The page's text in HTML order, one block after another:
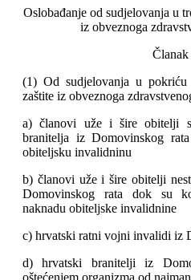
Oslobađanje od sudjelovanja u
iz obveznoga
Članak
(1) Od sudjelovanja u pokriću
zaštite iz obveznoga
a) članovi uže i šire obitelji
branitelja iz Domovinskog
obiteljsku invalidninu
b) članovi uže i šire obitelji
Domovinskog rata dok su
naknadu obiteljske invalidnine
c) hrvatski ratni vojni invalidi iz
d) hrvatski branitelji iz
oštećenjem organizma od